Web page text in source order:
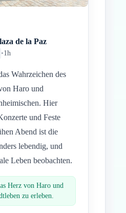
de la Paz
•1h
Wahrzeichen des
Haro und
Hier
und Feste
Abend ist die
lebendig, und
Leben beobachten.
Herz von Haro und
zu erleben.